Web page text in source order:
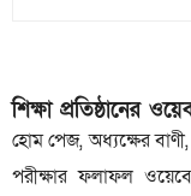
শিক্ষা প্রতিষ্ঠানের
হোম পেজ, অধ্যক্ষের বাণী,
পরীক্ষার ফলাফল ওয়েবে